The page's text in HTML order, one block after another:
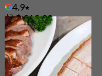
4.9
起฿ 813.33